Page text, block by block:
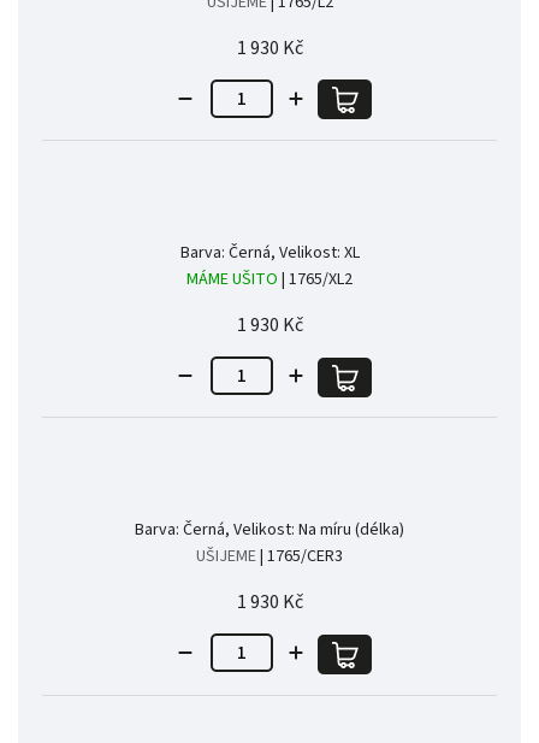
1 930 Kč
Barva: Černá, Velikost: XL
MÁME UŠITO | 1765/XL2
1 930 Kč
Barva: Černá, Velikost: Na míru (délka)
UŠIJEME| 1765/CER3
1 930 Kč